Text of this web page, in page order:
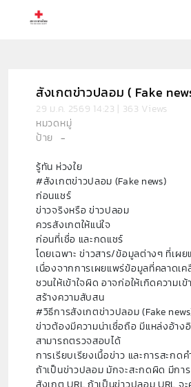
สังเกตข่าวปลอม ( Fake
29 ม.ค. 2569 14:23 | 363 Views
หมวดหมู่
ป้าย-
รู้ทัน ห่วงใย
#สังเกตข่าวปลอม (Fake news)
ก่อนแชร์
ข่าวจริงหรือ ข่าวปลอม
ควรสังเกตให้แน่ใจ
ก่อนที่เชื่อ และกดแชร์
โดยเฉพาะ ข่าวสาร/ข้อมูลต่างๆ ที่เผ
เนื่องจากการเผยแพร่ข้อมูลที่คลาดเ
ชวนให้เข้าใจผิด อาจก่อให้เกิดความเ
สร้างความสับสน
#วิธีการสังเกตข่าวปลอม (Fake
ข่าวต้องมีความน่าเชื่อถือ มีแหล่งอ้าง
สามารถตรวจสอบได้
การเรียบเรียงเนื้อข่าว และการสะกด
ถ้าเป็นข่าวปลอม มักจะสะกดผิด มีกา